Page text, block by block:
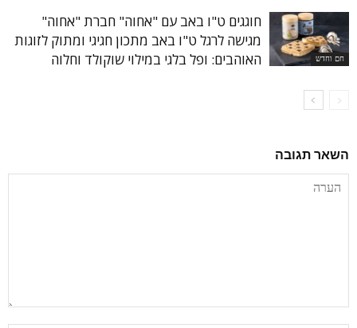
חם וחדש
חוגגים ט"ו באב עם "אחוה" חברת "אחוה"
מגישה לרגל ט"ו באב מתכון חגיגי ומתוק לזוגות
האוהבים: ופל בלגי במילוי שוקולד וחלוה
השאר תגובה